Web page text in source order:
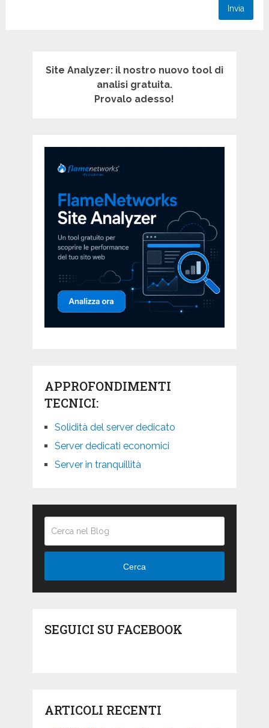
Site Analyzer: il nostro nuovo tool di
analisi gratuita.
Provalo adesso!
APPROFONDIMENTI
TECNICI:
Solidità del server dedicato
Server dedicati economici
Server in tranquillità
Cerca
SEGUICI SU FACEBOOK
ARTICOLI RECENTI